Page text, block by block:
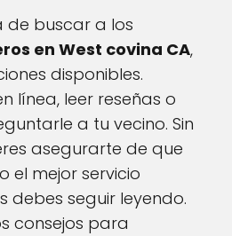
buscar a los
en West covina CA,
disponibles.
línea, leer reseñas o
a tu vecino. Sin
asegurarte de que
el mejor servicio
debes seguir leyendo.
consejos para